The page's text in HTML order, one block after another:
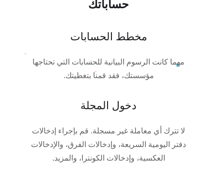
حساباتك
مخطط الحسابات
مهما كانت الرسوم البيانية للحسابات التي تحتاجها
مؤسستك، فقد قمنا بتغطيتك.
دخول المجلة
لا تترك أي معاملة غير مسجلة. قم بإجراء إدخالات
دفتر اليومية السريعة، وإدخالات الفرق، والإدخالات
العكسية، وإدخالات الكونترا، والمزيد.